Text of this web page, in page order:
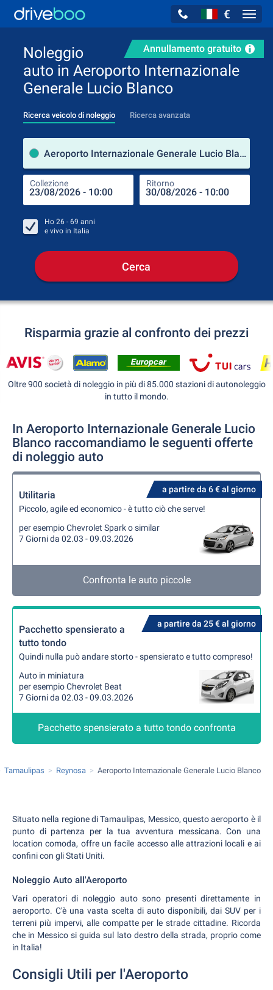
€
Annullamento gratuito
Noleggio
auto in Aeroporto Internazionale
Generale Lucio Blanco
Ricerca veicolo di noleggio Ricerca avanzata
Aeroporto Internazionale Generale Lucio Blanco (Tamaulipas / Messico)
Collezione Ritorno
Ho 26 - 69 anni
e vivo in Italia
Cerca
Risparmia grazie al confronto dei prezzi
Oltre 900 società di noleggio in più di 85.000 stazioni di autonoleggio
in tutto il mondo.
In Aeroporto Internazionale Generale Lucio
Blanco raccomandiamo le seguenti offerte
di noleggio auto
a partire da 6 € al giorno
Utilitaria
Piccolo, agile ed economico - è tutto ciò che serve!
per esempio Chevrolet Spark o similar
7 Giorni da 02.03 - 09.03.2026
Confronta le auto piccole
a partire da 25 € al giorno
Pacchetto spensierato a
tutto tondo
Quindi nulla può andare storto - spensierato e tutto compreso!
Auto in miniatura
per esempio Chevrolet Beat
7 Giorni da 02.03 - 09.03.2026
Pacchetto spensierato a tutto tondo confronta
Tamaulipas Reynosa Aeroporto Internazionale Generale Lucio Blanco
Situato nella regione di Tamaulipas, Messico, questo aeroporto è il
punto di partenza per la tua avventura messicana. Con una
location comoda, offre un facile accesso alle attrazioni locali e ai
confini con gli Stati Uniti.
Noleggio Auto all'Aeroporto
Vari operatori di noleggio auto sono presenti direttamente in
aeroporto. C'è una vasta scelta di auto disponibili, dai SUV per i
terreni più impervi, alle compatte per le strade cittadine. Ricorda
che in Messico si guida sul lato destro della strada, proprio come
in Italia!
Consigli Utili per l'Aeroporto